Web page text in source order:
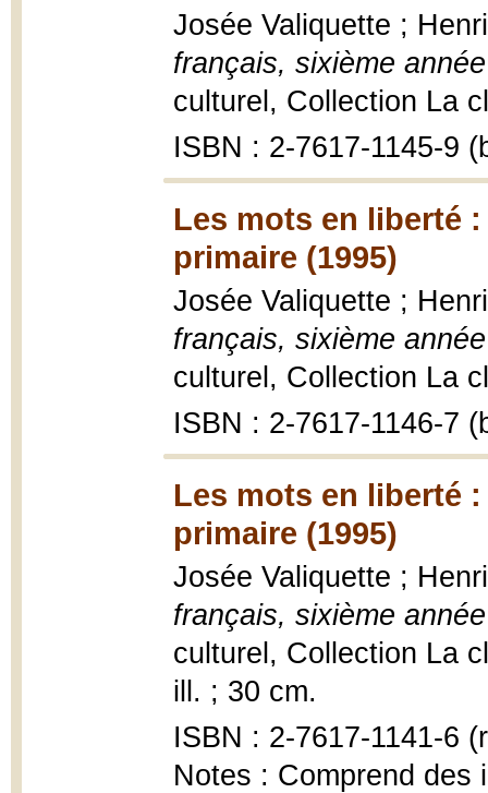
Josée Valiquette ;
français, sixième
culturel, Collection La
ISBN : 2-7617-1145-9
Les mots en liberté
primaire (1995)
Josée Valiquette ;
français, sixième
culturel, Collection La
ISBN : 2-7617-1146-7
Les mots en liberté
primaire (1995)
Josée Valiquette ;
français, sixième
culturel, Collection La
ill. ; 30 cm.
ISBN : 2-7617-1141-6
Notes : Comprend des